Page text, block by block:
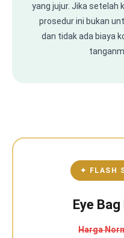
yang jujur. Jika
prosedur ini bukan
dan tidak ada biaya
✦ FLASH
Eye Bag
Harga